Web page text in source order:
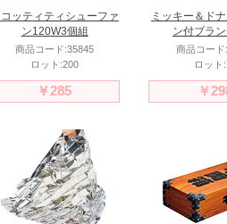
ッティティシューファ
ン120W3個組
商品コード:35845
ロット:200
￥285
ミッキー＆ド
ン付ブラ
商品コード
ロット
￥